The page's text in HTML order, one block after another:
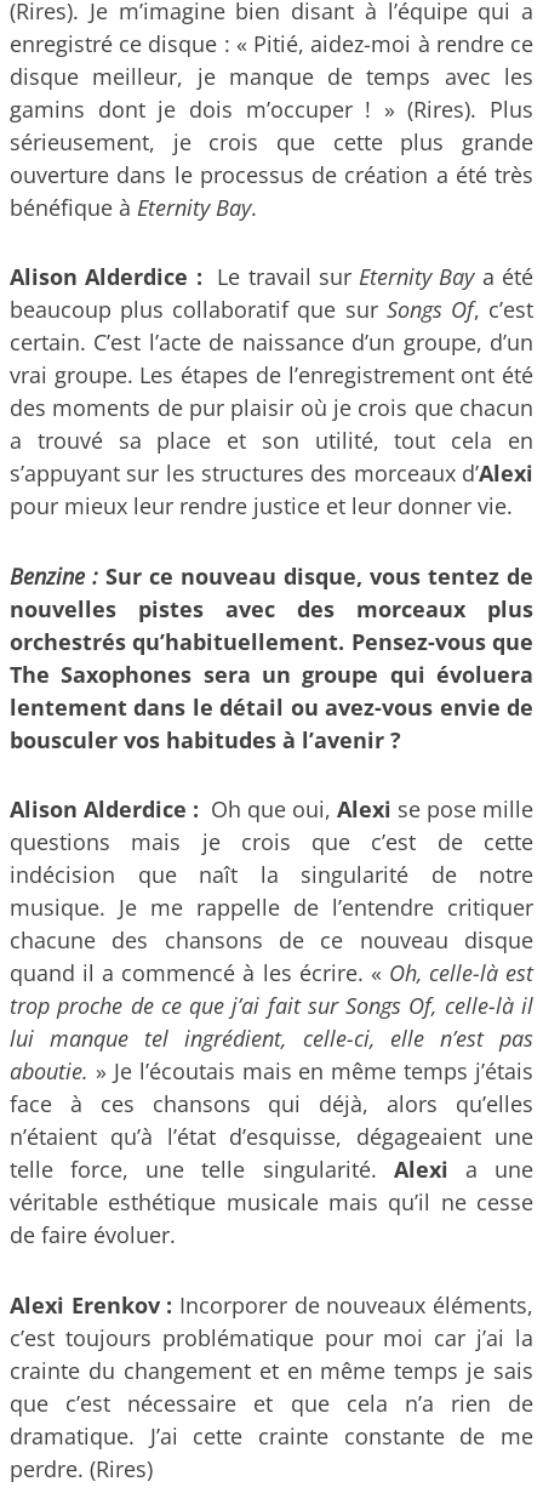
(Rires). Je m’imagine bien disant à l’équipe qui a
enregistré ce disque : « Pitié, aidez-moi à rendre ce
disque meilleur, je manque de temps avec les
gamins dont je dois m’occuper ! » (Rires). Plus
sérieusement, je crois que cette plus grande
ouverture dans le processus de création a été très
bénéfique à Eternity Bay.
Alison Alderdice : Le travail surEternity Baya été
beaucoup plus collaboratif que sur Songs Of, c’est
certain. C’est l’acte de naissance d’un groupe, d’un
vrai groupe. Les étapes de l’enregistrement ont été
des moments de pur plaisir où je crois que chacun
a trouvé sa place et son utilité, tout cela en
s’appuyant sur les structures des morceaux d’Alexi
pour mieux leur rendre justice et leur donner vie.
Benzine : Sur ce nouveau disque, vous tentez de
nouvelles pistes avec des morceaux plus
orchestrés qu’habituellement. Pensez-vous que
The Saxophones sera un groupe qui évoluera
lentement dans le détail ou avez-vous envie de
bousculer vos habitudes à l’avenir ?
Alison Alderdice : Oh que oui, Alexi se pose mille
questions mais je crois que c’est de cette
indécision que naît la singularité de notre
musique. Je me rappelle de l’entendre critiquer
chacune des chansons de ce nouveau disque
quand il a commencé à les écrire. « Oh, celle-là est
trop proche de ce que j’ai fait sur Songs Of, celle-là il
lui manque tel ingrédient, celle-ci, elle n’est pas
aboutie. » Je l’écoutais mais en même temps j’étais
face à ces chansons qui déjà, alors qu’elles
n’étaient qu’à l’état d’esquisse, dégageaient une
telle force, une telle singularité. Alexi a une
véritable esthétique musicale mais qu’il ne cesse
de faire évoluer.
Alexi Erenkov : Incorporer de nouveaux éléments,
c’est toujours problématique pour moi car j’ai la
crainte du changement et en même temps je sais
que c’est nécessaire et que cela n’a rien de
dramatique. J’ai cette crainte constante de me
perdre. (Rires)